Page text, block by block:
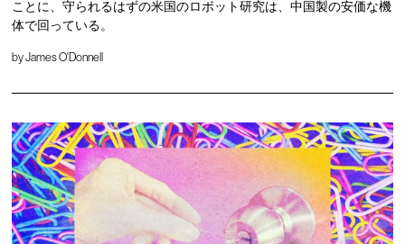
ことに、守られるはずの米国のロボット研究は、中国製の安価な機
体で回っている。
byJames O'Donnell